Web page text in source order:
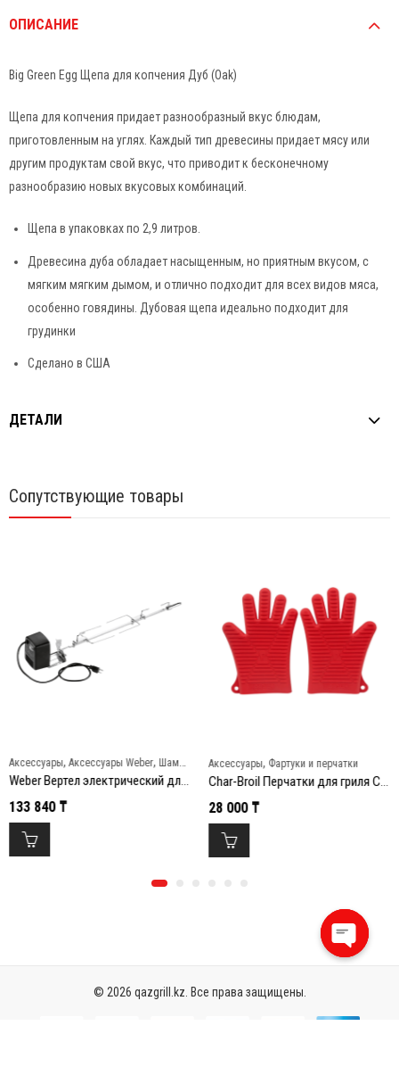
ОПИСАНИЕ
Big Green Egg Щепа для копчения Дуб (Oak)
Щепа для копчения придает разнообразный вкус блюдам,
приготовленным на углях. Каждый тип древесины придает мясу или
другим продуктам свой вкус, что приводит к бесконечному
разнообразию новых вкусовых комбинаций.
Щепа в упаковках по 2,9 литров.
Древесина дуба обладает насыщенным, но приятным вкусом, с
мягким мягким дымом, и отлично подходит для всех видов мяса,
особенно говядины. Дубовая щепа идеально подходит для
грудинки
Сделано в США
ДЕТАЛИ
Сопутствующие товары
Аксессуары, Аксессуары Weber, Шампуры и вертелы
Weber Вертел электрический для гриля Spirit 200/300
133 840 ₸
Аксессуары, Фартуки и перчатки
Char-Broil Перчатки для гриля Comfort-Grip, силиконовые
28 000 ₸
© 2026 qazgrill.kz. Все права защищены.
Open